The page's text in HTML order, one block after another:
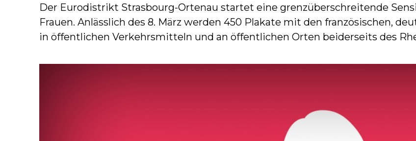
Der Eurodistrikt Strasbourg-Ortenau startet eine grenzüberschreitende
Frauen. Anlässlich des 8. März werden 450 Plakate mit den französischen,
in öffentlichen Verkehrsmitteln und an öffentlichen Orten beiderseits des